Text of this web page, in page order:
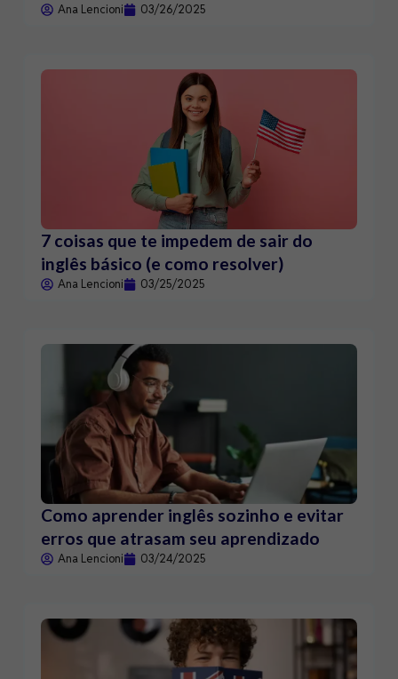
Ana Lencioni 03/26/2025
7 coisas que te impedem de sair do
inglês básico (e como resolver)
Ana Lencioni 03/25/2025
Como aprender inglês sozinho e evitar
erros que atrasam seu aprendizado
Ana Lencioni 03/24/2025